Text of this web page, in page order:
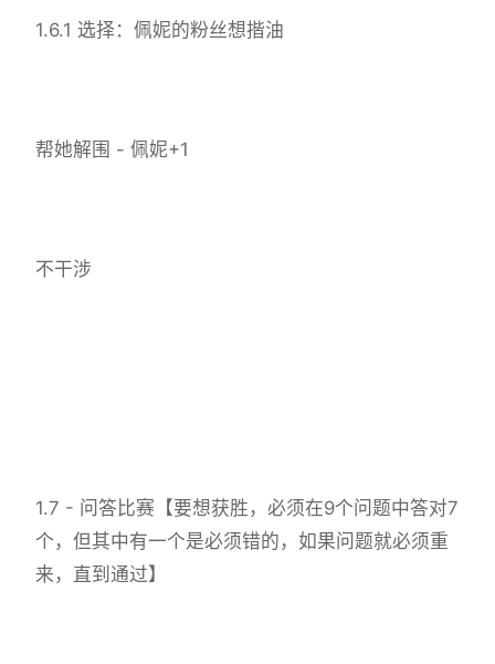
1.6.1 选择：佩妮的粉丝想揩油
帮她解围 - 佩妮+1
不干涉
1.7 - 问答比赛【要想获胜，必须在9个问题中答对7
个，但其中有一个是必须错的，如果问题就必须重
来，直到通过】